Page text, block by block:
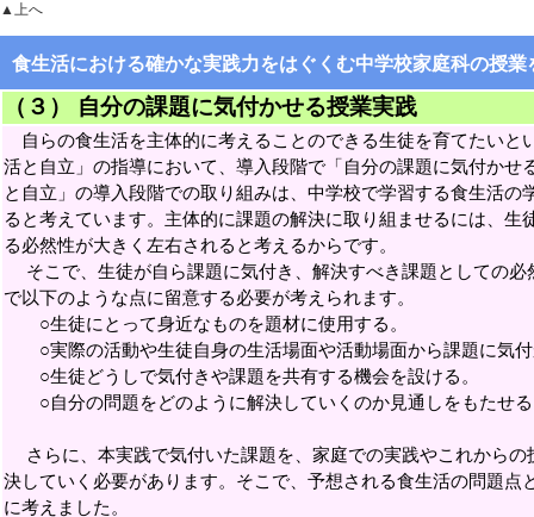
▲上へ
食生活における確かな実践力をはぐくむ中学校家庭科の授業
（３） 自分の課題に気付かせる授業実践
自らの食生活を主体的に考えることのできる生徒を育てたい
活と自立」の指導において、導入段階で「自分の課題に気付か
と自立」の導入段階での取り組みは、中学校で学習する食生活の
ると考えています。主体的に課題の解決に取り組ませるには、生
る必然性が大きく左右されると考えるからです。
そこで、生徒が自ら課題に気付き、解決すべき課題としての必
で以下のような点に留意する必要が考えられます。
○生徒にとって身近なものを題材に使用する。
○実際の活動や生徒自身の生活場面や活動場面から課題に気付
○生徒どうしで気付きや課題を共有する機会を設ける。
○自分の問題をどのように解決していくのか見通しをもたせ
さらに、本実践で気付いた課題を、家庭での実践やこれからの
決していく必要があります。そこで、予想される食生活の問題点
に考えました。